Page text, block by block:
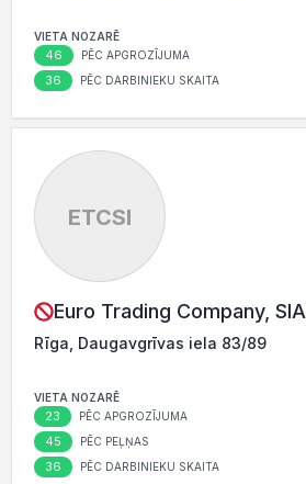
VIETA NOZARĒ
46 PĒC APGROZĪJUMA
36 PĒC DARBINIEKU SKAITA
ETCSI
Euro Trading Company, SIA
Rīga, Daugavgrīvas iela 83/89
VIETA NOZARĒ
23 PĒC APGROZĪJUMA
45 PĒC PEĻŅAS
36 PĒC DARBINIEKU SKAITA